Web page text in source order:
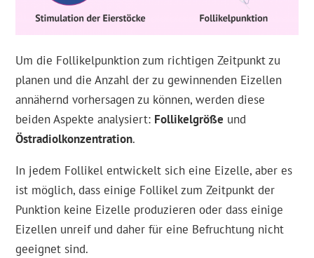
Um die Follikelpunktion zum richtigen Zeitpunkt zu
planen und die Anzahl der zu gewinnenden Eizellen
annähernd vorhersagen zu können, werden diese
beiden Aspekte analysiert: Follikelgröße und
Östradiolkonzentration.
In jedem Follikel entwickelt sich eine Eizelle, aber es
ist möglich, dass einige Follikel zum Zeitpunkt der
Punktion keine Eizelle produzieren oder dass einige
Eizellen unreif und daher für eine Befruchtung nicht
geeignet sind.